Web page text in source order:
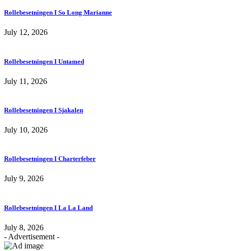
Rollebesetningen I So Long Marianne
July 12, 2026
Rollebesetningen I Untamed
July 11, 2026
Rollebesetningen I Sjakalen
July 10, 2026
Rollebesetningen I Charterfeber
July 9, 2026
Rollebesetningen I La La Land
July 8, 2026
- Advertisement -